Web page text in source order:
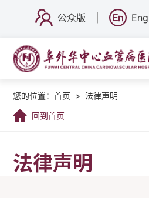
公众版
您的位置：首页 > 法律声明
回到首页
法律声明